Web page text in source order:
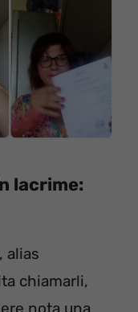
lacrime:
alias
chiamarli,